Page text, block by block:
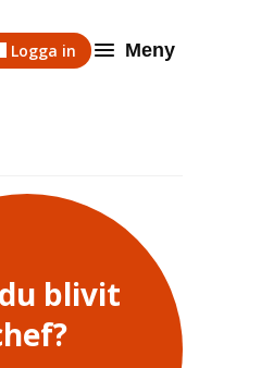
Logga in Meny
blivit